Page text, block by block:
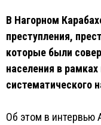
В Нагорном
преступления,
которые были
населения в
систематического
Об этом в интервью